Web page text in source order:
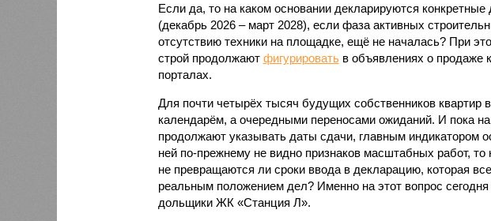
Если да, то на каком основании декларируются
(декабрь 2026 – март 2028), если фаза активных
отсутствию техники на площадке, ещё не началась? При
строй продолжают фигурироватьв объявлениях о продаже
порталах.
Для почти четырёх тысяч будущих собственников квартир
календарём, а очередными переносами ожиданий. И пока
продолжают указывать даты сдачи, главным индикатором
ней по-прежнему не видно признаков масштабных работ, то
не превращаются ли сроки ввода в декларацию, которая
реальным положением дел? Именно на этот вопрос
дольщики ЖК «Станция Л».